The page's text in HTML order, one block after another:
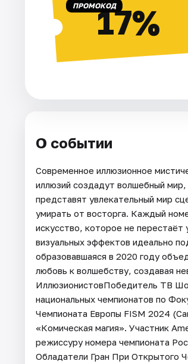
ПРОМОКОД17%
О событии
Современное иллюзионное
иллюзий создадут волшебный
представят увлекательный мир
умирать от восторга. Каждый
искусство, которое не перестаёт
визуальных эффектов идеально
образовавшаяся в 2020 году
любовь к волшебству, создавая
ИллюзионистовПобедитель ТВ
национальных чемпионатов по
Чемпионата Европы FISM 2024
«Комическая магия». Участник
режиссуру номера чемпионата
Обладатели Гран При Открытого